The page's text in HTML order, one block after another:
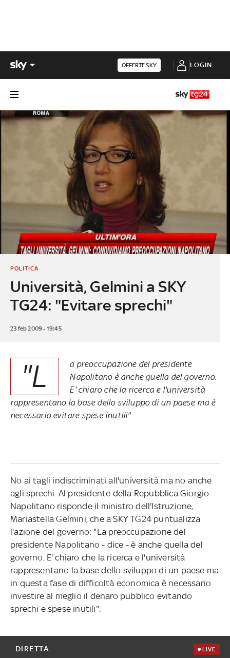
OFFERTE SKY LOGIN
Università, Gelmini a SKY
TG24: "Evitare sprechi"
POLITICA
23 feb 2009 - 19:45
"L
a preoccupazione del presidente
Napolitano è anche quella del governo.
E' chiaro che la ricerca e l'università
rappresentano la base dello sviluppo di un paese ma è
necessario evitare spese inutili"
No ai tagli indiscriminati all'università ma no anche
agli sprechi. Al presidente della Repubblica Giorgio
Napolitano risponde il ministro dell'Istruzione,
Mariastella Gelmini, che a SKY TG24 puntualizza
l'azione del governo: "La preoccupazione del
presidente Napolitano - dice - è anche quella del
governo. E' chiaro che la ricerca e l'università
rappresentano la base dello sviluppo di un paese ma
in questa fase di difficoltà economica è necessario
investire al meglio il denaro pubblico evitando
sprechi e spese inutili".
DIRETTA LIVE